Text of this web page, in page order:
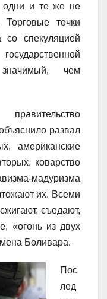
одни и те же не
точки
со спекуляцией
чем
развал
американские
коварство
мадуризма
их. Всеми
съедают,
«огонь из двух
Боливара.
Пос
лед